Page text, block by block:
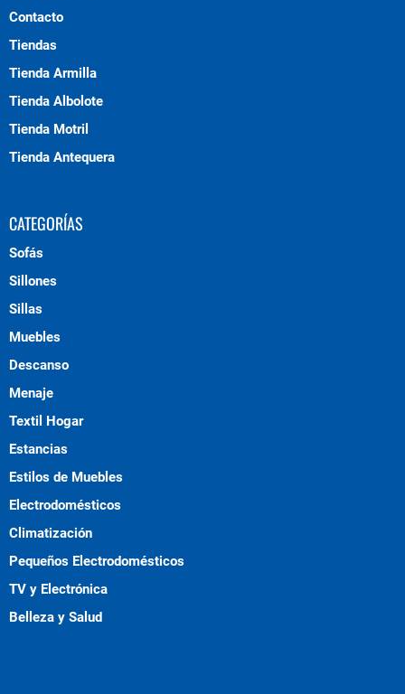
Contacto
Tiendas
Tienda Armilla
Tienda Albolote
Tienda Motril
Tienda Antequera
CATEGORÍAS
Sofás
Sillones
Sillas
Muebles
Descanso
Menaje
Textil Hogar
Estancias
Estilos de Muebles
Electrodomésticos
Climatización
Pequeños Electrodomésticos
TV y Electrónica
Belleza y Salud